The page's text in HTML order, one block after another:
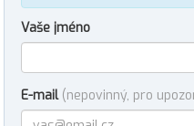
Vaše jméno
E-mail (nepovinný, pro